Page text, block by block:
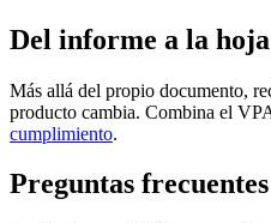
Del informe a la
Más allá del propio documento,
producto cambia. Combina el
cumplimiento.
Preguntas frecuentes